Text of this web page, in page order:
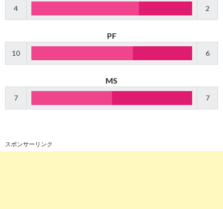
4 2
PF
10 6
MS
7 7
スポンサーリンク